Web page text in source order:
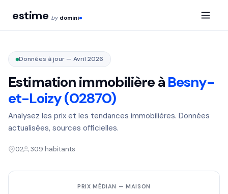
estime by domini
Données à jour — Avril 2026
Estimation immobilière àBesny-
et-Loizy (02870)
Analysez les prix et les tendances immobilières. Données
actualisées, sources officielles.
02 309 habitants
PRIX MÉDIAN — MAISON